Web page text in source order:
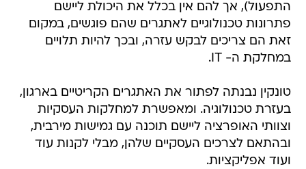
התפעול), אך להם אין בכלל את היכולת ליישם
פתרונות טכנולוגיים לאתגרים שהם פוגשים, במקום
זאת הם צריכים לבקש עזרה, ובכך להיות תלויים
במחלקת ה- IT.
טונקין נבנתה לפתור את האתגרים הקריטיים בארגון,
בעזרת טכנולוגיה. ומאפשרת למחלקות העסקיות
וצוותי האופרציה ליישם תוכנה עם גמישות מירבית,
ובהתאם לצרכים העסקיים שלהן, מבלי לקנות עוד
ועוד אפליקציות.